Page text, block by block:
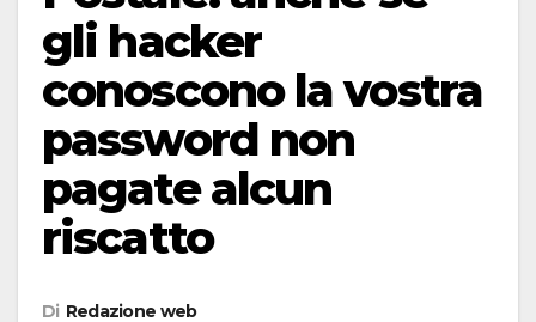
gli hacker
conoscono la vostra
password non
pagate alcun
riscatto
Di Redazione web